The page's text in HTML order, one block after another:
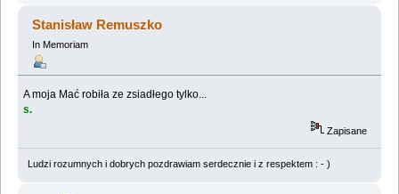
Stanisław Remuszko
In Memoriam
A moja Mać robiła ze zsiadłego tylko...
s.
Zapisane
Ludzi rozumnych i dobrych pozdrawiam serdecznie i z respektem : - )